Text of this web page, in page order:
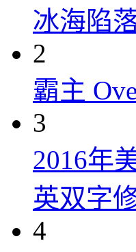
冰海陷
2
霸主
3
2016年
英双字
4